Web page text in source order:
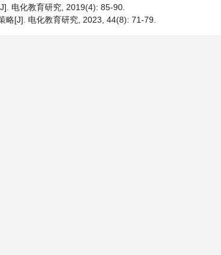
电化教育研究, 2019(4): 85-90.
略[J]. 电化教育研究, 2023, 44(8): 71-79.